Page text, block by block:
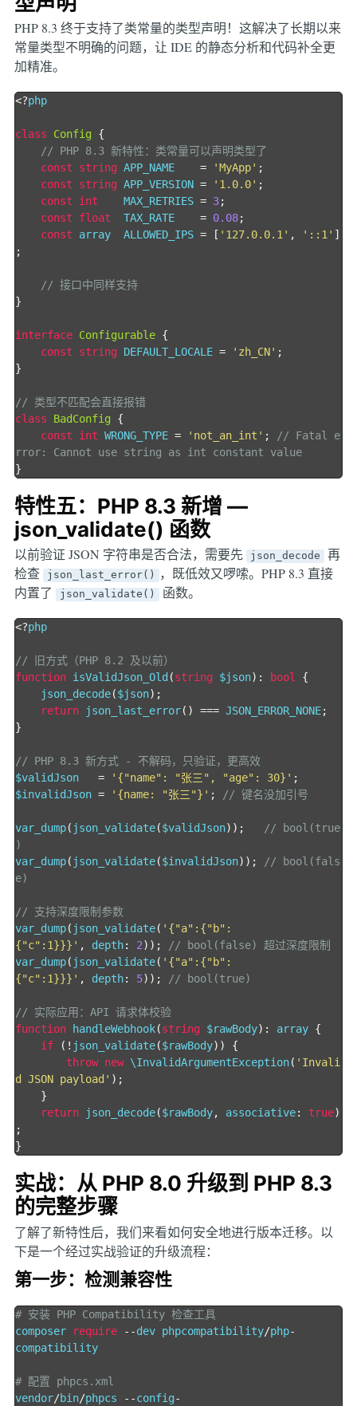
PHP 8.3 终于支持了类常量的类型声明！这解决了长期以来
常量类型不明确的问题，让 IDE 的静态分析和代码补全更
加精准。
<?php
class Config
{
// PHP 8.3 新特性：类常量可以声明类型了
const
string APP_NAME = 'MyApp' ;
const
string APP_VERSION = '1.0.0' ;
const
int MAX_RETRIES = 3;
const
float TAX_RATE = 0.08;
const array  ALLOWED_IPS = [ '127.0.0.1' , '::1' ]
;
// 接口中同样支持
}
interface Configurable {
const
string DEFAULT_LOCALE = 'zh_CN' ;
}
// 类型不匹配会直接报错
class
BadConfig
{
const
int WRONG_TYPE = 'not_an_int' ;
// Fatal e
rror: Cannot use string as int constant value
}
特性五：PHP 8.3 新增 —
json_validate() 函数
以前验证 JSON 字符串是否合法，需要先 json_decode 再
检查
json_last_error() ，既低效又啰嗦。PHP 8.3 直接
内置了
json_validate() 函数。
<?php
// 旧方式（PHP 8.2 及以前）
function isValidJson_Old (string $json): bool
{
json_decode($json);
return json_last_error() === JSON_ERROR_NONE;
}
// PHP 8.3 新方式 - 不解码，只验证，更高效
$validJson = '{"name": "张三", "age": 30}' ;
$invalidJson = '{name: "张三"}' ; // 键名没加引号
var_dump( json_validate($validJson));
// bool(true
)
var_dump( json_validate($invalidJson));
// bool(fals
e)
// 支持深度限制参数
var_dump( json_validate( '{"a":{"b":
{"c":1}}}' , depth: 2));
// bool(false) 超过深度限制
var_dump( json_validate( '{"a":{"b":
{"c":1}}}' , depth: 5)); // bool(true)
// 实际应用：API 请求体校验
function handleWebhook(string $rawBody): array {
if
(! json_validate($rawBody))
{
throw new \InvalidArgumentException( 'Invali
d JSON payload' );
}
return json_decode($rawBody, associative: true)
;
}
实战：从 PHP 8.0 升级到 PHP 8.3
的完整步骤
了解了新特性后，我们来看如何安全地进行版本迁移。以
下是一个经过实战验证的升级流程：
第一步：检测兼容性
# 安装 PHP Compatibility 检查工具
composer
require --dev phpcompatibility/php-
compatibility
# 配置 phpcs.xml
vendor/bin/phpcs --config-